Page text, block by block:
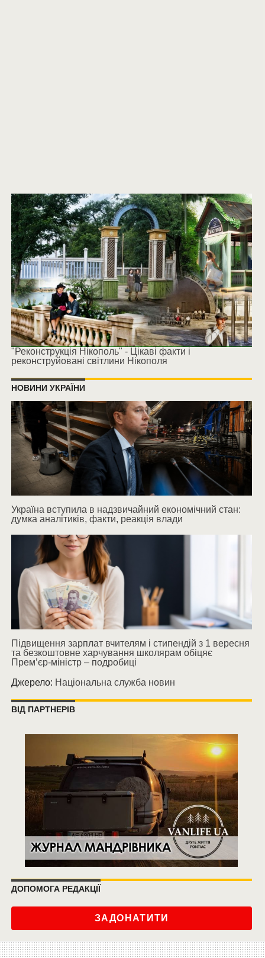
"Реконструкція Нікополь" - Цікаві факти і
реконструйовані світлини Нікополя
НОВИНИ УКРАЇНИ
Україна вступила в надзвичайний економічний стан:
думка аналітиків, факти, реакція влади
Підвищення зарплат вчителям і стипендій з 1 вересня
та безкоштовне харчування школярам обіцяє
Прем’єр-міністр – подробиці
Джерело: Національна служба новин
ВІД ПАРТНЕРІВ
ДОПОМОГА РЕДАКЦІЇ
ЗАДОНАТИТИ